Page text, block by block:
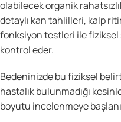
olabilecek organik
detaylı kan tahlilleri, kalp
fonksiyon testleri ile fiziksel
kontrol eder.
Bedeninizde bu fiziksel
hastalık bulunmadığı
boyutu incelenmeye